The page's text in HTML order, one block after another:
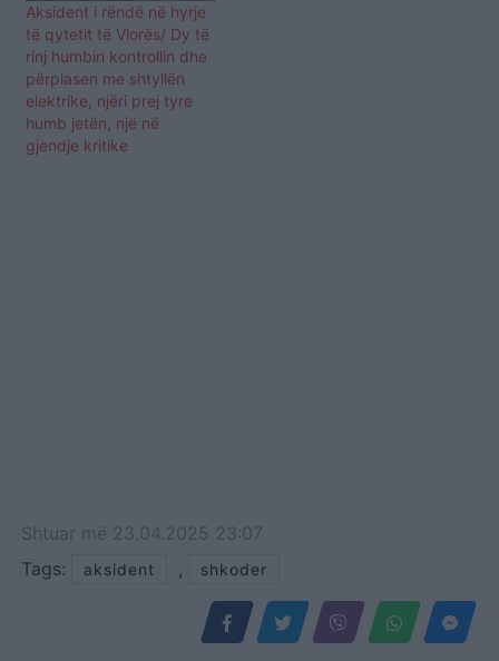
Aksident i rëndë në hyrje
të qytetit të Vlorës/ Dy të
rinj humbin kontrollin dhe
përplasen me shtyllën
elektrike, njëri prej tyre
humb jetën, një në
gjendje kritike
Shtuar më 23.04.2025 23:07
Tags:
aksident , shkoder